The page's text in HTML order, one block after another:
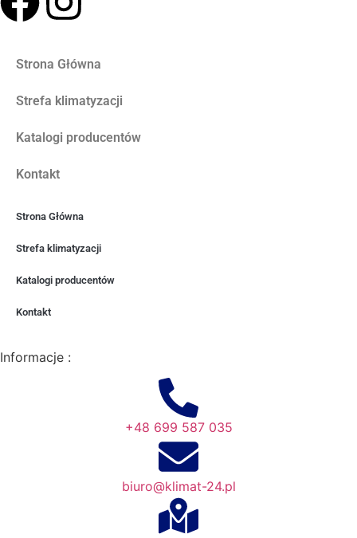
Strona Główna
Strefa klimatyzacji
Katalogi producentów
Kontakt
Strona Główna
Strefa klimatyzacji
Katalogi producentów
Kontakt
Informacje :
+48 699 587 035
biuro@klimat-24.pl